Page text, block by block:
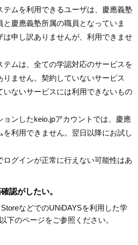
テムを利用できるユーザは、慶應義塾
と慶應義塾所属の職員となっていま
は申し訳ありませんが、利用できませ
テムは、全ての学認対応のサービスを
りません。契約していないサービス
いないサービスには利用できないもの
ョンしたkeio.jpアカウントでは、慶應
を利用できません。翌日以降にお試し
ログインが正常に行えない可能性はあ
認がしたい。
などでのUNiDAYSを利用した学
下のページをご参照ください。